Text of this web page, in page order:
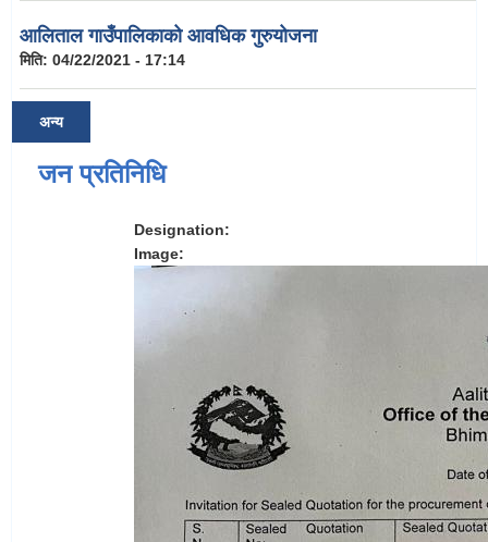
आलिताल गाउँपालिकाको आवधिक गुरुयोजना
मिति: 04/22/2021 - 17:14
अन्य
जन प्रतिनिधि
Designation:
Image: